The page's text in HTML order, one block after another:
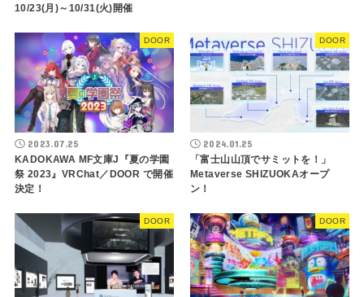
10/23(月)～10/31(火)開催
DOOR
2023.07.25
KADOKAWA MF文庫J『夏の学園
祭 2023』VRChat／DOOR で開催
決定！
DOOR
2024.01.25
「富士山山頂でサミットを！」
Metaverse SHIZUOKAオープ
ン！
DOOR DOOR